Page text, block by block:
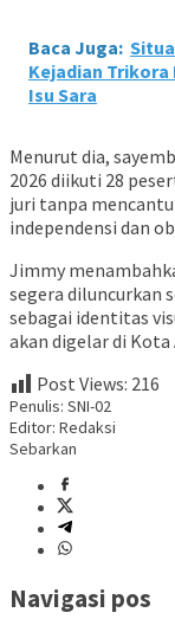
Baca Juga:
Kejadian
Isu Sara
Menurut dia,
2026 diikuti 28
juri tanpa
independensi dan
Jimmy
segera diluncurkan
sebagai identitas
akan digelar di Kota
Post Views: 216
Penulis: SNI-02
Editor: Redaksi
Sebarkan
Navigasi pos